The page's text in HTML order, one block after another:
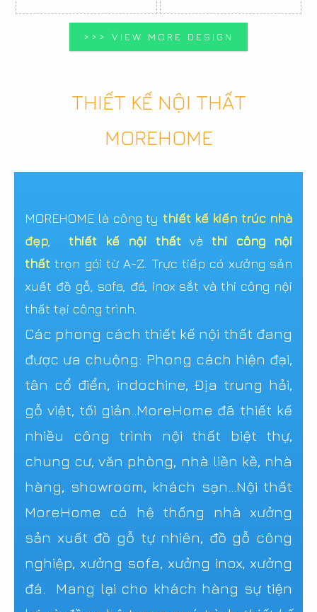
>>> VIEW MORE DESIGN
THIẾT KẾ NỘI THẤT
MOREHOME
MOREHOME là công ty thiết kế kiến trúc nhà
đẹp
thiết kế nội thấtvàthi công nội
thất trọn gói từ A-Z. Trực tiếp có xưởng sản
xuất đồ gỗ, sofa, đá, inox sắt và thi công nội
thất tại công trình.
Các phong cách thiết kế nội thất đang
được ưa chuộng: Phong cách hiện đại,
tân cổ điển, indochine, Địa trung hải,
gỗ việt, tối giản..MoreHome đã thiết kế
nhiều công trình nội thất biệt thự,
chung cư, văn phòng, nhà liền kề, nhà
hàng, showroom, khách sạn...Nội thất
MoreHome có hệ thống nhà xưởng
sản xuất đồ gỗ tự nhiên, đồ gỗ công
nghiệp, xưởng sofa, xưởng inox, xưởng
đá. Mang lại cho khách hàng sự tiện